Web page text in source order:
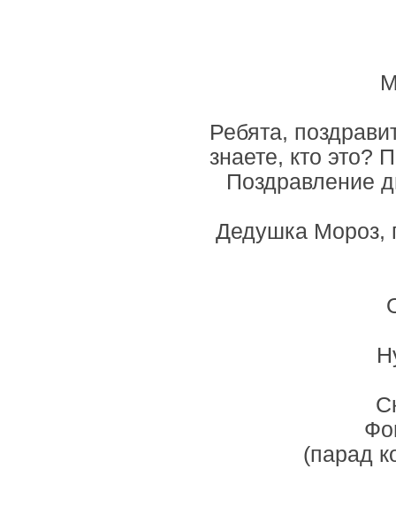
Ребята,
знаете, кто это?
Поздравление
Дедушка Мороз,
(парад